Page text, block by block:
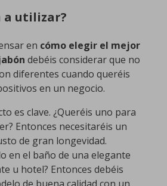
a utilizar?
en cómo elegir el mejor
debéis considerar que no
diferentes cuando queréis
en un negocio.
es clave. ¿Queréis uno para
Entonces necesitaréis un
de gran longevidad.
en el baño de una elegante
u hotel? Entonces debéis